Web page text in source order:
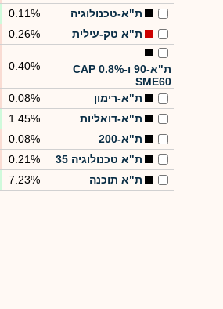
ת"א-טכנולוגיה
0.11%
ת"א טק-עילית
0.26%
ת"א-90 ו-CAP 0.8%
SME60
0.40%
ת"א-רימון 0.08%
ת"א-דואליות
1.45%
ת"א-200
0.08%
ת"א טכנולוגיה 35
0.21%
ת"א תוכנה
7.23%